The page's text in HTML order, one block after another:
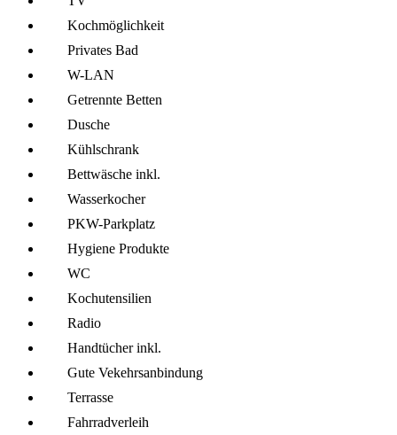
Kochmöglich­keit
Privates Bad
W-LAN
Getrennte Betten
Dusche
Kühl­schrank
Bettwäsche inkl.
Wasserkocher
PKW-Parkplatz
Hygiene Produkte
WC
Kochutensilien
Radio
Handtücher inkl.
Gute Vekehrsanbindung
Terrasse
Fahrrad­verleih